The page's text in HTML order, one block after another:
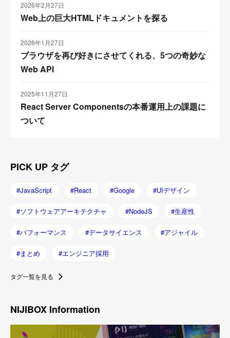
2026年2月27日
Web上の巨大HTMLドキュメントを探る
2026年1月27日
ブラウザを再び好きにさせてくれる、5つの奇妙な
Web API
2025年11月27日
React Server Componentsの本番運用上の課題に
ついて
PICK UP タグ
JavaScript React Google UIデザイン
ソフトウェアアーキテクチャ NodeJS 生産性
パフォーマンス データサイエンス アジャイル
まとめ エンジニア採用
タグ一覧を見る
NIJIBOX Information